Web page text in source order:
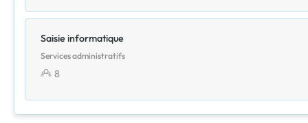
Saisie informatique
Services administratifs
8